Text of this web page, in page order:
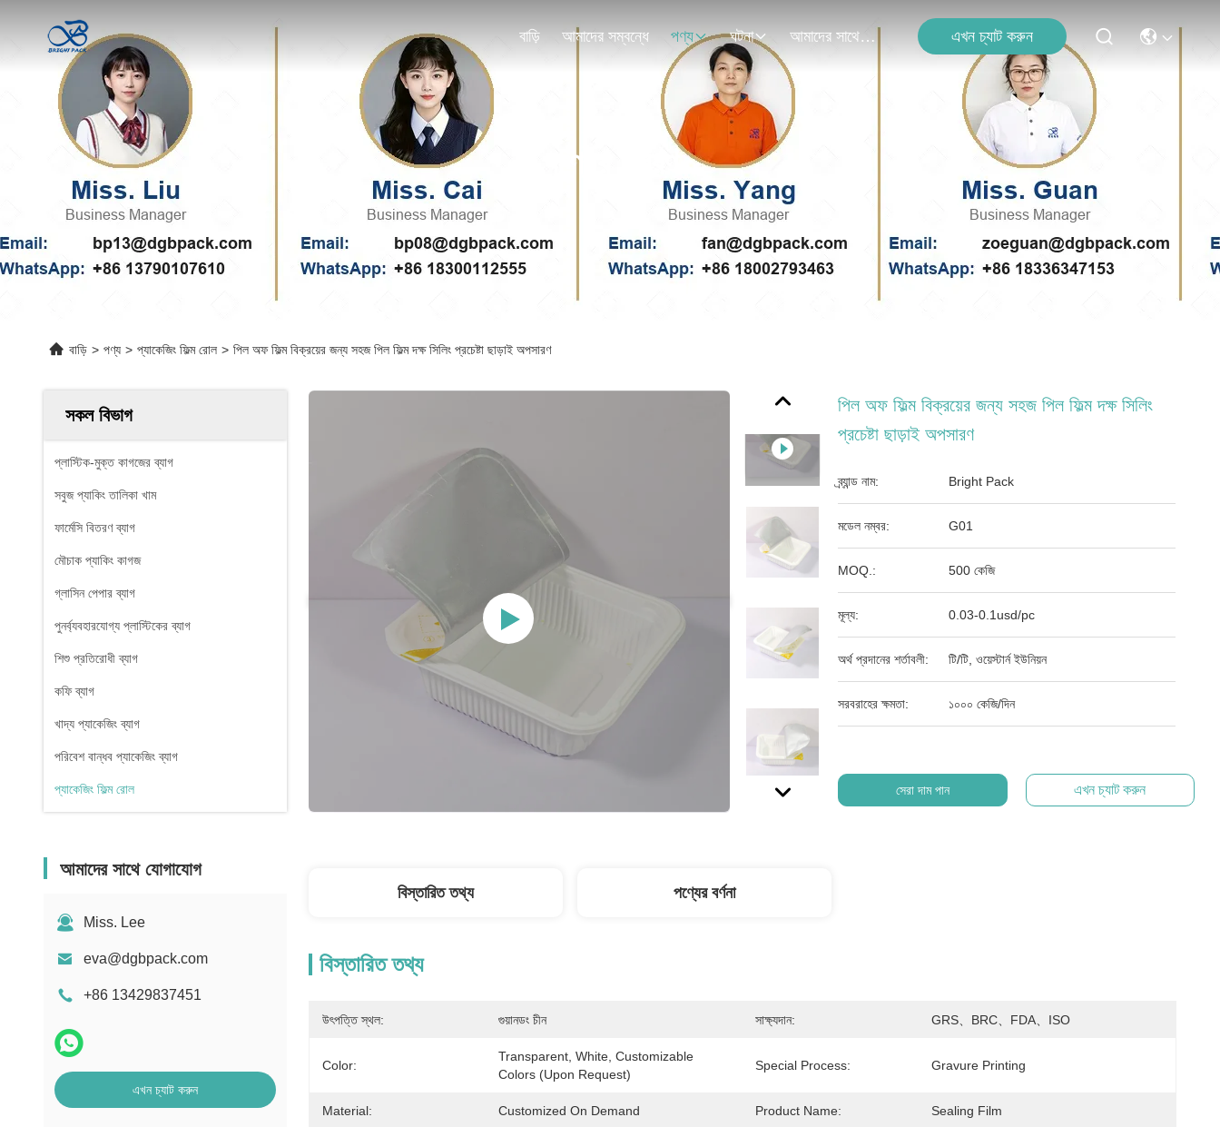
বাড়ি আমাদের সম্বন্ধে পণ্য ঘটনা আমাদের সাথে যোগাযোগ এখন চ্যাট করুন
পণ্যের বিবরণ
বাড়ি > পণ্য > প্যাকেজিং ফিল্ম রোল > পিল অফ ফিল্ম বিক্রয়ের জন্য সহজ পিল ফিল্ম দক্ষ সিলিং প্রচেষ্টা ছাড়াই অপসারণ
সকল বিভাগ
প্লাস্টিক-মুক্ত কাগজের ব্যাগ
সবুজ প্যাকিং তালিকা খাম
ফার্মেসি বিতরণ ব্যাগ
মৌচাক প্যাকিং কাগজ
গ্লাসিন পেপার ব্যাগ
পুনর্ব্যবহারযোগ্য প্লাস্টিকের ব্যাগ
শিশু প্রতিরোধী ব্যাগ
কফি ব্যাগ
খাদ্য প্যাকেজিং ব্যাগ
পরিবেশ বান্ধব প্যাকেজিং ব্যাগ
প্যাকেজিং ফিল্ম রোল
আমাদের সাথে যোগাযোগ
Miss. Lee
eva@dgbpack.com
+86 13429837451
এখন চ্যাট করুন
পিল অফ ফিল্ম বিক্রয়ের জন্য সহজ পিল ফিল্ম দক্ষ সিলিং
প্রচেষ্টা ছাড়াই অপসারণ
ব্র্যান্ড নাম: Bright Pack
মডেল নম্বর: G01
MOQ.: 500 কেজি
মূল্য: 0.03-0.1usd/pc
অর্থ প্রদানের শর্তাবলী: টি/টি, ওয়েস্টার্ন ইউনিয়ন
সরবরাহের ক্ষমতা: ১০০০ কেজি/দিন
সেরা দাম পান এখন চ্যাট করুন
বিস্তারিত তথ্য পণ্যের বর্ণনা
বিস্তারিত তথ্য
উৎপত্তি স্থল: গুয়ানডং চীন সাক্ষ্যদান: GRS、BRC、FDA、ISO
Color:
Transparent, White, Customizable
Colors (upon Request)
Special Process: Gravure Printing
Material: Customized On Demand Product Name: Sealing Film